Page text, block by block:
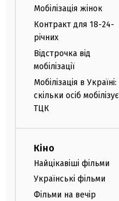
Мобілізація жінок
Контракт для 18-24-
річних
Відстрочка від
мобілізації
Мобілізація в Україні:
скільки осіб мобілізує
ТЦК
Кіно
Найцікавіші фільми
Українські фільми
Фільми на вечір